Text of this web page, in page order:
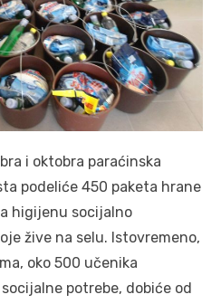
i oktobra paraćinska
podeliće 450 paketa hrane
higijenu socijalno
žive na selu. Istovremeno,
oko 500 učenika
potrebe, dobiće od